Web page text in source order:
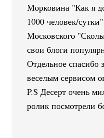
Морковина "Как я
1000 человек/
Московского
свои блоги
Отдельное спасибо
веселым сервисом
P.S Десерт очень
ролик посмотрели